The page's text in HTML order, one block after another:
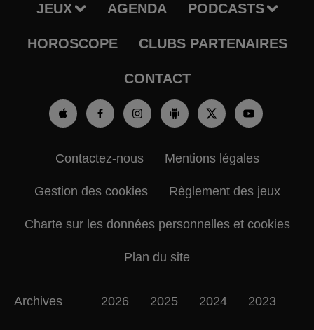
JEUX AGENDA PODCASTS
HOROSCOPE CLUBS PARTENAIRES
CONTACT
Contactez-nous Mentions légales
Gestion des cookies Règlement des jeux
Charte sur les données personnelles et cookies
Plan du site
Archives 2026 2025 2024 2023